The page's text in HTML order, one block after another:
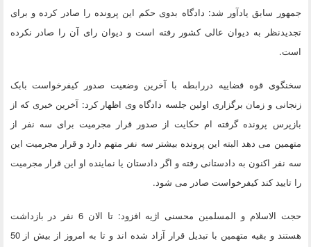
جمهور سابق یادآور شد: دادگاه بدوی حکم این پرونده را صادر کرده و برای
تجدیدنظر به دیوان عالی کشور رفته است و دیوان رای آن را صادر نکرده
است.
سخنگوی قوه قضاییه دررابطه با آخرین وضعیت صدور کیفرخواست بابک
زنجانی و زمان برگزاری اولین جلسه دادگاه وی اظهار کرد: آخرین خبری که از
بازپرس پرونده گرفته ام حکایت از صدور قرار مجرمیت برای سه نفر از
متهمین می دهد البته این پرونده بیشتر سه نفر متهم دارد و قرار مجرمیت این
سه نفر اکنون به دادستانی رفته و اگر دادستان یا نماینده او این قرار مجرمیت
را تایید کند کیفرخواست صادر می شود.
حجت الاسلام و المسلمین محسنی اژیه افزود: تا الان 6 نفر در بازداشت
هستند و بقیه متهمین با تبدیل قرار آزاد شده اند و تا به امروز از بیش از 50